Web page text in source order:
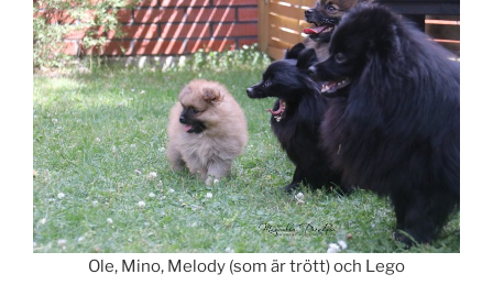
Ole, Mino, Melody (som är trött) och Lego